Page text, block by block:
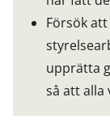
Försök
upprätta
så att alla